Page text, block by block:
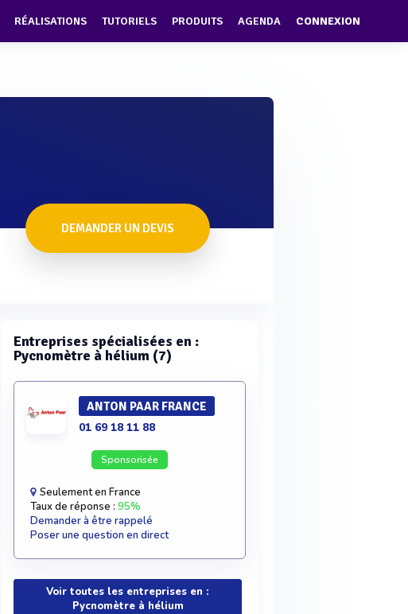
RÉALISATIONS TUTORIELS PRODUITS AGENDA CONNEXION
DEMANDER UN DEVIS
Entreprises spécialisées en :
Pycnomètre à hélium (7)
ANTON PAAR FRANCE
01 69 18 11 88
Sponsorisée
Seulement en France
Taux de réponse : 95%
Demander à être rappelé
Poser une question en direct
Voir toutes les entreprises en :
Pycnomètre à hélium